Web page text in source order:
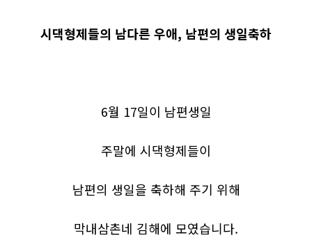
시댁형제들의 남다른 우애, 남편의 생일축하
6월 17일이 남편생일
주말에 시댁형제들이
남편의 생일을 축하해 주기 위해
막내삼촌네 김해에 모였습니다.